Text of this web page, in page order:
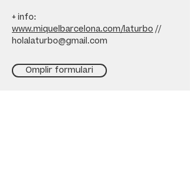
+ info:
www.miquelbarcelona.com/laturbo//
holalaturbo@gmail.com
Omplir formulari